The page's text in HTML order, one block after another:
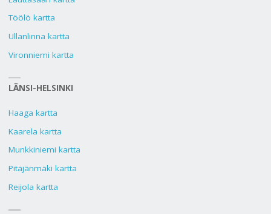
Töölö kartta
Ullanlinna kartta
Vironniemi kartta
LÄNSI-HELSINKI
Haaga kartta
Kaarela kartta
Munkkiniemi kartta
Pitäjänmäki kartta
Reijola kartta